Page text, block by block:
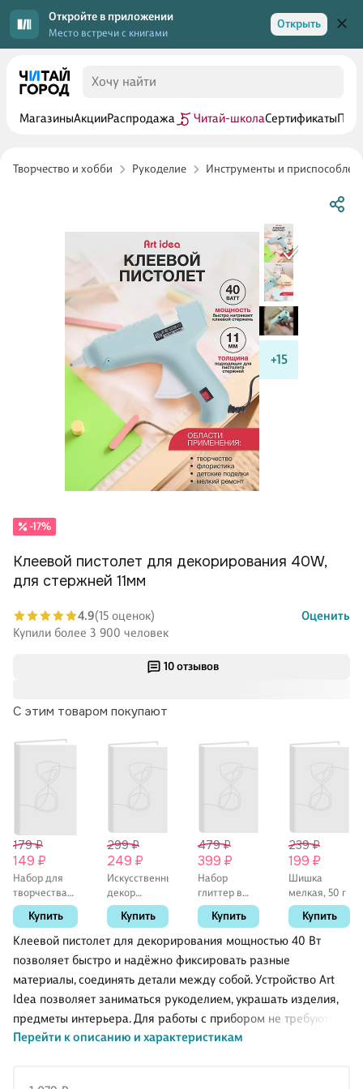
Откройте в приложении
Место встречи с книгами
Открыть
МагазиныАкцииРаспродажа Читай-школаСертификаты
Творчество и хобби Рукоделие Инструменты и
+15
10 отзывов
Клеевой пистолет для декорирования мощностью 40 Вт
позволяет быстро и надёжно фиксировать разные
материалы, соединять детали между собой. Устройство Art
Idea позволяет заниматься рукоделием, украшать изделия,
предметы интерьера. Для работы с прибором не требуются
специальные навыки, но термопистолет предназначается
Перейти к описанию и характеристикам
С этим товаром покупают
179 ₽
149 ₽
Набор для
творчества
«Подвижные
глазки»,
Mazari
Купить
299 ₽
249 ₽
Искусственный
декор
«Желуди», 3
см, 10 штук
Купить
479 ₽
399 ₽
Набор
глиттер в
стеклянных
бутылках с
пробками на
с хедером,
12 шт, ГЛ
Купить
239 ₽
199 ₽
Шишка
мелкая, 50 г
Купить
-17%
Клеевой пистолет для декорирования 40W,
для стержней 11мм
4.9(15 оценок)
Оценить
Купили более 3 900 человек